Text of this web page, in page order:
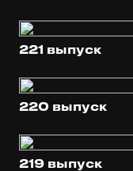
221 выпуск
220 выпуск
219 выпуск